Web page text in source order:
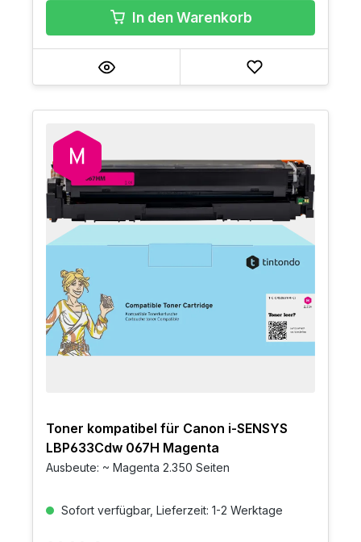
In den Warenkorb
Toner kompatibel für Canon i-SENSYS
LBP633Cdw 067H Magenta
Ausbeute: ~ Magenta 2.350 Seiten
Sofort verfügbar, Lieferzeit: 1-2 Werktage